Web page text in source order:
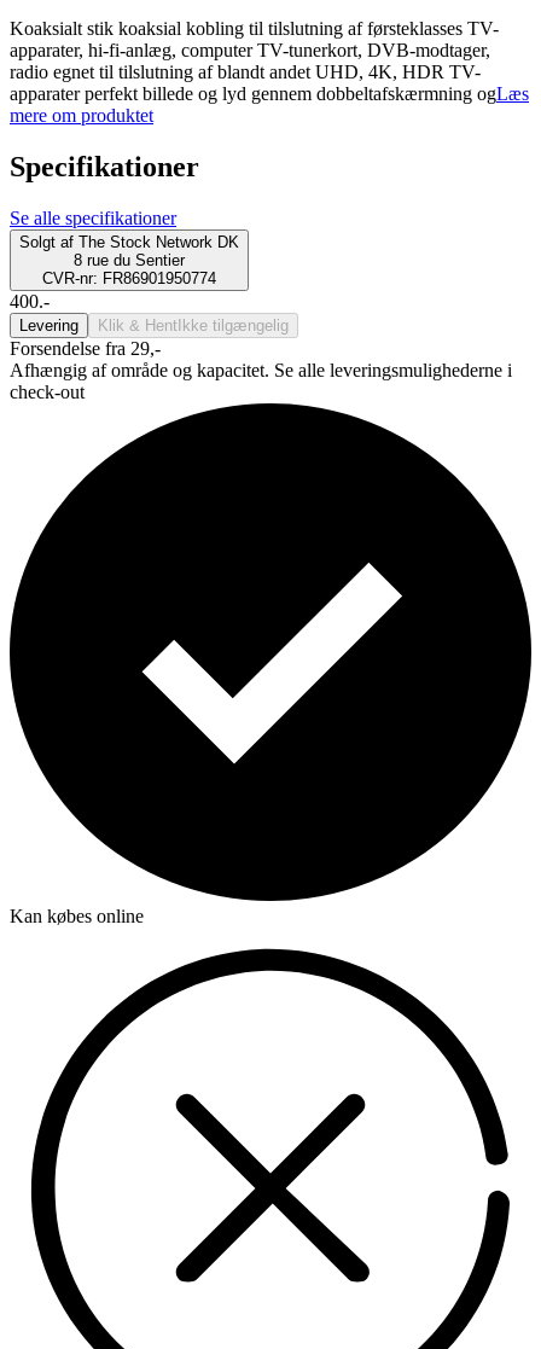
Koaksialt stik koaksial kobling til tilslutning af førsteklasses TV-
apparater, hi-fi-anlæg, computer TV-tunerkort, DVB-modtager,
radio egnet til tilslutning af blandt andet UHD, 4K, HDR TV-
apparater perfekt billede og lyd gennem dobbeltafskærmning ogLæs
mere om produktet
Specifikationer
Se alle specifikationer
Solgt af The Stock Network DK
8 rue du Sentier
CVR-nr: FR86901950774
400.-
Levering Klik & Hent Ikke tilgængelig
Forsendelse fra 29,-
Afhængig af område og kapacitet. Se alle leveringsmulighederne i
check-out
Kan købes online